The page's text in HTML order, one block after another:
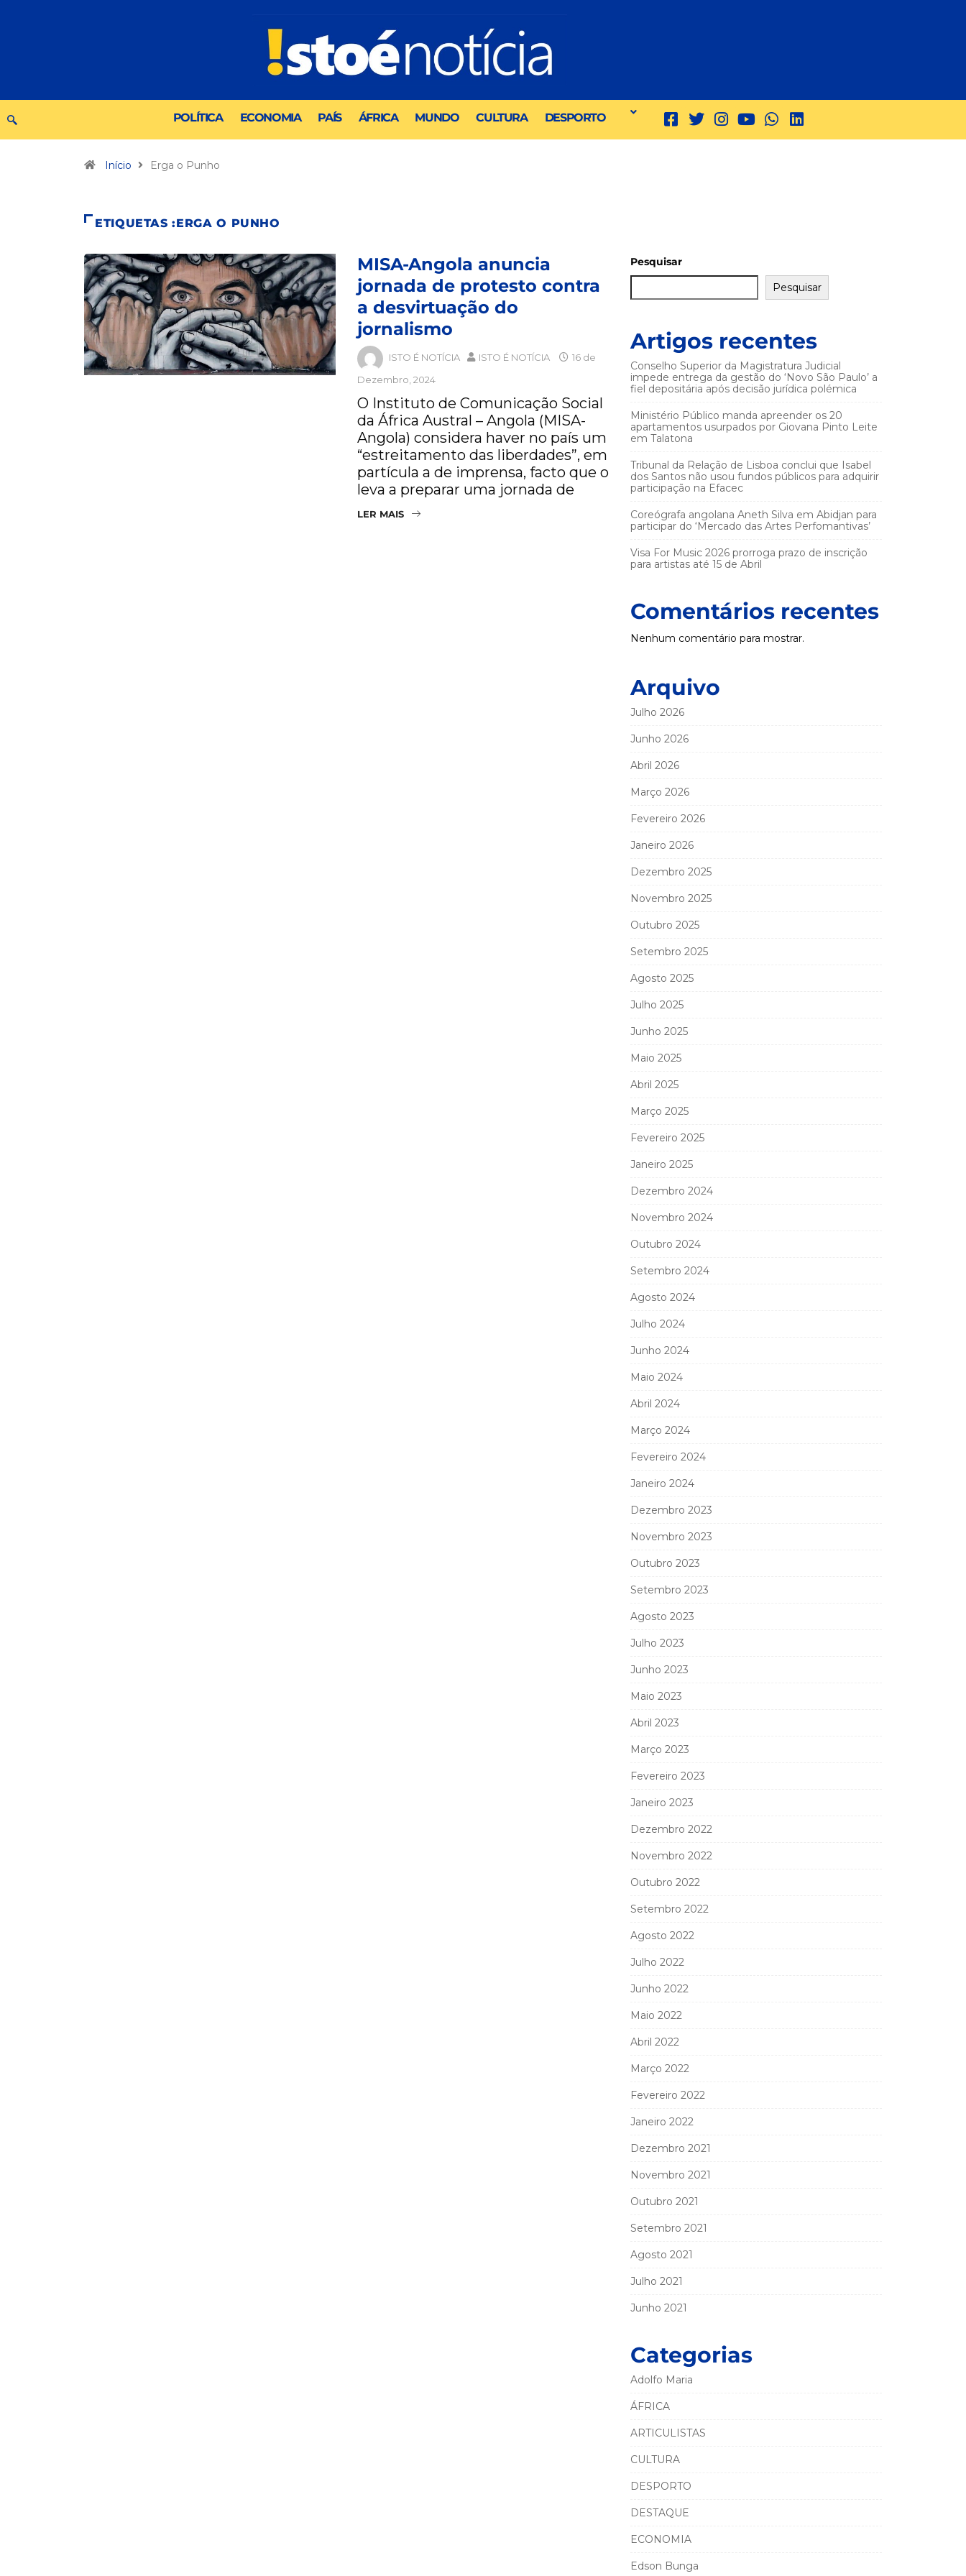
POLÍTICA ECONOMIA PAÍS ÁFRICA MUNDO CULTURA DESPORTO
Início Erga o Punho
ETIQUETAS :ERGA O PUNHO
MISA-Angola anuncia
jornada de protesto contra
a desvirtuação do
jornalismo
ISTO É NOTÍCIA ISTO É NOTÍCIA
16 de
Dezembro, 2024
O Instituto de Comunicação Social
da África Austral – Angola (MISA-
Angola) considera haver no país um
“estreitamento das liberdades”, em
partícula a de imprensa, facto que o
leva a preparar uma jornada de
LER MAIS
Pesquisar
Pesquisar
Artigos recentes
Conselho Superior da Magistratura Judicial
impede entrega da gestão do ‘Novo São Paulo’ a
fiel depositária após decisão jurídica polémica
Ministério Público manda apreender os 20
apartamentos usurpados por Giovana Pinto Leite
em Talatona
Tribunal da Relação de Lisboa conclui que Isabel
dos Santos não usou fundos públicos para adquirir
participação na Efacec
Coreógrafa angolana Aneth Silva em Abidjan para
participar do ‘Mercado das Artes Perfomantivas’
Visa For Music 2026 prorroga prazo de inscrição
para artistas até 15 de Abril
Comentários recentes
Nenhum comentário para mostrar.
Arquivo
Julho 2026
Junho 2026
Abril 2026
Março 2026
Fevereiro 2026
Janeiro 2026
Dezembro 2025
Novembro 2025
Outubro 2025
Setembro 2025
Agosto 2025
Julho 2025
Junho 2025
Maio 2025
Abril 2025
Março 2025
Fevereiro 2025
Janeiro 2025
Dezembro 2024
Novembro 2024
Outubro 2024
Setembro 2024
Agosto 2024
Julho 2024
Junho 2024
Maio 2024
Abril 2024
Março 2024
Fevereiro 2024
Janeiro 2024
Dezembro 2023
Novembro 2023
Outubro 2023
Setembro 2023
Agosto 2023
Julho 2023
Junho 2023
Maio 2023
Abril 2023
Março 2023
Fevereiro 2023
Janeiro 2023
Dezembro 2022
Novembro 2022
Outubro 2022
Setembro 2022
Agosto 2022
Julho 2022
Junho 2022
Maio 2022
Abril 2022
Março 2022
Fevereiro 2022
Janeiro 2022
Dezembro 2021
Novembro 2021
Outubro 2021
Setembro 2021
Agosto 2021
Julho 2021
Junho 2021
Categorias
Adolfo Maria
ÁFRICA
ARTICULISTAS
CULTURA
DESPORTO
DESTAQUE
ECONOMIA
Edson Bunga